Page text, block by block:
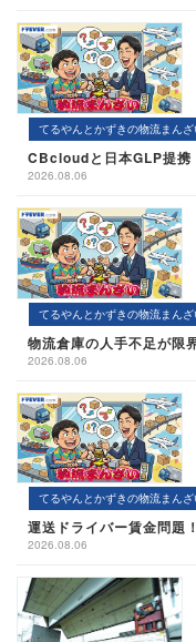
てるやんとかずきの物流まん
CBcloudと日本GLP提携
2026.08.06
てるやんとかずきの物流まんざ
物流倉庫の人手不足が限
2026.08.06
てるやんとかずきの物流まん
運送ドライバー賃金問題
2026.08.06